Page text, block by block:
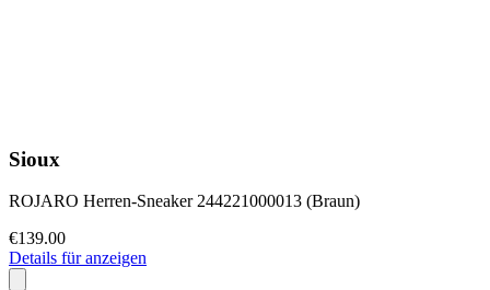
Sioux
ROJARO Herren-Sneaker 244221000013 (Braun)
€139.00
Details für anzeigen